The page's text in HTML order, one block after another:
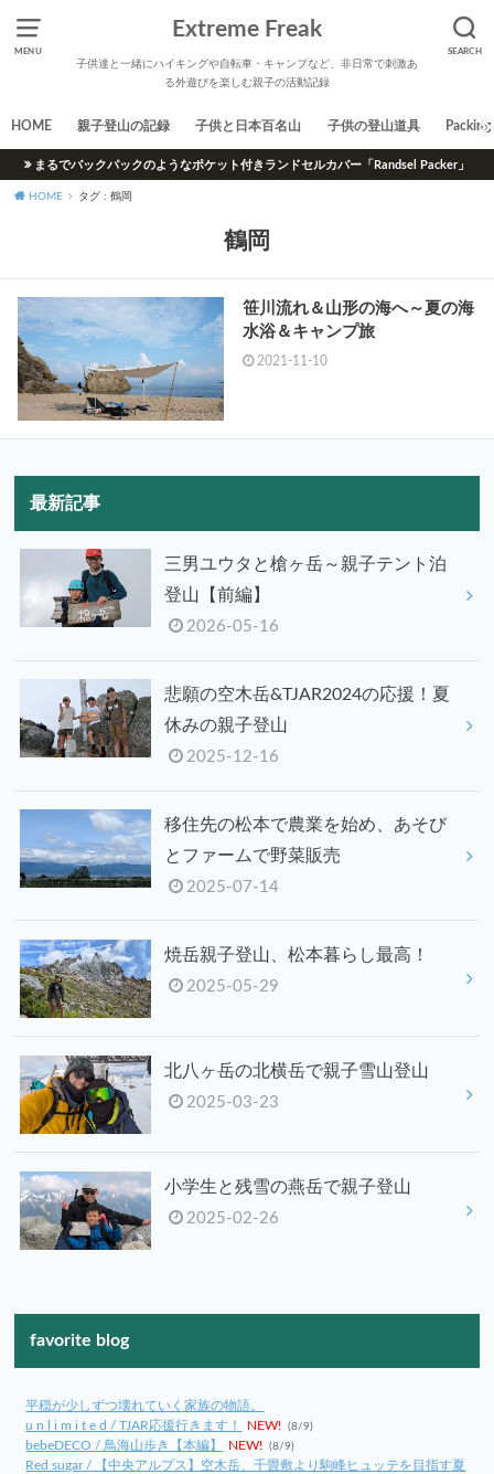
MENU SEARCH
Extreme Freak
子供達と一緒にハイキングや自転車・キャンプなど、非日常で刺激あ
る外遊びを楽しむ親子の活動記録
HOME 親子登山の記録 子供と日本百名山 子供の登山道具 Packing
まるでバックパックのようなポケット付きランドセルカバー「Randsel Packer」
HOME タグ : 鶴岡
鶴岡
笹川流れ＆山形の海へ～夏の海
水浴＆キャンプ旅
2021-11-10
最新記事
三男ユウタと槍ヶ岳～親子テント泊
登山【前編】
2026-05-16
悲願の空木岳&TJAR2024の応援！夏
休みの親子登山
2025-12-16
移住先の松本で農業を始め、あそび
とファームで野菜販売
2025-07-14
焼岳親子登山、松本暮らし最高！
2025-05-29
北八ヶ岳の北横岳で親子雪山登山
2025-03-23
小学生と残雪の燕岳で親子登山
2025-02-26
favorite blog
平穏が少しずつ壊れていく家族の物語。
u n l i m i t e d / TJAR応援行きます！
NEW! (8/9)
bebeDECO / 鳥海山歩き【本編】 NEW! (8/9)
Red sugar / 【中央アルプス】空木岳、千畳敷より駒峰ヒュッテを目指す夏